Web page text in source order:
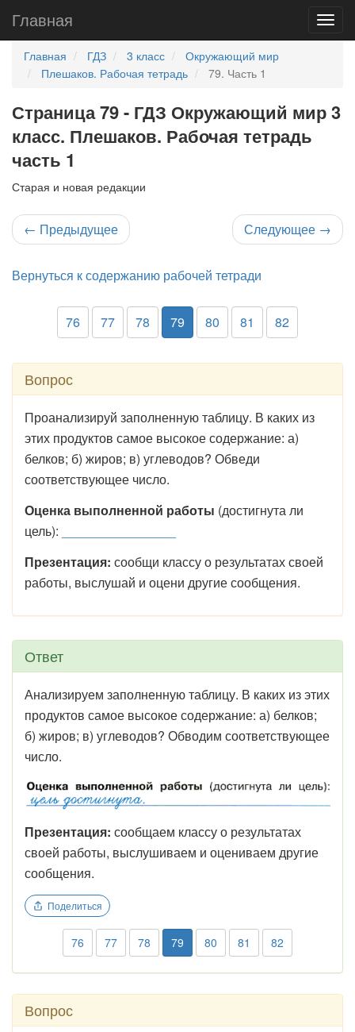
Главная
Главная ГДЗ 3 класс
Окружающий мир
Плешаков. Рабочая тетрадь
79. Часть 1
Страница 79 - ГДЗ Окружающий мир 3
класс. Плешаков. Рабочая тетрадь
часть 1
Старая и новая редакции
← Предыдущее Следующее →
Вернуться к содержанию рабочей тетради
76 77 78 79 80 81 82
Вопрос
Проанализируй заполненную таблицу. В каких из
этих продуктов самое высокое содержание: а)
белков; б) жиров; в) углеводов? Обведи
соответствующее число.
Оценка выполненной работы (достигнута ли
цель):
Презентация: сообщи классу о результатах своей
работы, выслушай и оцени другие сообщения.
Ответ
Анализируем заполненную таблицу. В каких из этих
продуктов самое высокое содержание: а) белков;
б) жиров; в) углеводов? Обводим соответствующее
число.
Презентация: сообщаем классу о результатах
своей работы, выслушиваем и оцениваем другие
сообщения.
Поделиться
76 77 78 79 80 81 82
Вопрос